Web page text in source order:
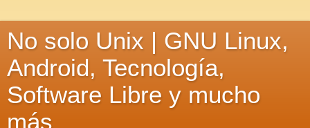
No solo Unix | GNU Linux,
Android, Tecnología,
Software Libre y mucho
más